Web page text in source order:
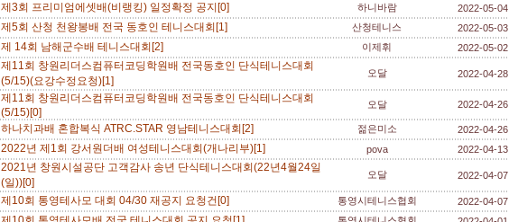
제3회 프리미엄에셋배(비랭킹) 일정확정 공지[0] 하니바람 2022-05-04
제5회 산청 천왕봉배 전국 동호인 테니스대회[1] 산청테니스 2022-05-03
제 14회 남해군수배 테니스대회[2] 이제휘 2022-05-02
제11회 창원리더스컴퓨터코딩학원배 전국동호인 단식테니스대회
(5/15)(요강수정요청)[1]
오달 2022-04-28
제11회 창원리더스컴퓨터코딩학원배 전국동호인 단식테니스대회
(5/15)[0]
오달 2022-04-26
하나치과배 혼합복식 ATRC.STAR 영남테니스대회[2] 젊은미소 2022-04-26
2022년 제1회 강서원더배 여성테니스대회(개나리부)[1] pova 2022-04-13
2021년 창원시설공단 고객감사 송년 단식테니스대회(22년4월24일
(일))[0]
오달 2022-04-07
제10회 통영테사모 대회 04/30 재공지 요청건[0] 통영시테니스협회 2022-04-07